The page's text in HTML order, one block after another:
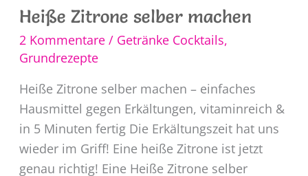
Heiße Zitrone selber machen
2 Kommentare / Getränke Cocktails,
Grundrezepte
Heiße Zitrone selber machen – einfaches
Hausmittel gegen Erkältungen, vitaminreich &
in 5 Minuten fertig Die Erkältungszeit hat uns
wieder im Griff! Eine heiße Zitrone ist jetzt
genau richtig! Eine Heiße Zitrone selber